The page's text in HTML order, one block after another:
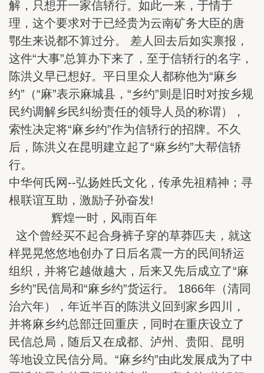
解，只想开一家信轿行。如此一来，于情于
理，这个要求对于已经贵为云南矿务大臣的唐
鄂生来说都不算过分。 差人回去后如实禀报，
这件“大事”总算办下来了，至于信轿行的名字，
陈洪义早已想好。平日里众人都称他为“麻乡
约”（“麻”表示麻城县，“乡约”则是旧时对按乡规
民约调解乡民纠纷责任的领导人员的称谓），
索性决定将“麻乡约”作为信轿行的招牌。不久
后，陈洪义在昆明建立起了“麻乡约”大帮信轿
行。
中华何氏网--弘扬姓氏文化，传承先祖精神；寻
根联谊互助，激励子孙奋发!
辉煌一时，风雨百年
这个曾经买不起合身裤子穿的草莽匹夫，就这
样晃晃悠悠地创办了日后名震一方的民间轿运
组织，并将它越做越大，后来又先后成立了“麻
乡约”民信局和“麻乡约”货运行。 1866年（清同
治六年），年近半百的陈洪义回到家乡四川，
并将麻乡约总部迁回重庆，同时在重庆设立了
民信总局，随后又在成都、泸州、贵阳、昆明
等地设立民信分局。“麻乡约”由此发展成为了中